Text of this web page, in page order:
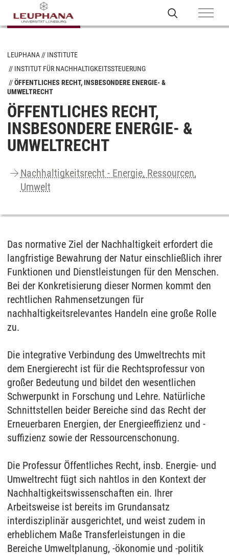
LEUPHANA
INSTITUTE
INSTITUT FÜR NACHHALTIGKEITSSTEUERUNG
ÖFFENTLICHES RECHT, INSBESONDERE ENERGIE- &
UMWELTRECHT
ÖFFENTLICHES RECHT,
INSBESONDERE ENERGIE- &
UMWELTRECHT
Nachhaltigkeitsrecht - Energie, Ressourcen,
Umwelt
Das normative Ziel der Nachhaltigkeit erfordert die
langfristige Bewahrung der Natur einschließlich ihrer
Funktionen und Dienstleistungen für den Menschen.
Bei der Konkretisierung dieser Normen kommt den
rechtlichen Rahmensetzungen für
nachhaltigkeitsrelevantes Handeln eine große Rolle
zu.
Die integrative Verbindung des Umweltrechts mit
dem Energierecht ist für die Rechtsprofessur von
großer Bedeutung und bildet den wesentlichen
Schwerpunkt in Forschung und Lehre. Natürliche
Schnittstellen beider Bereiche sind das Recht der
Erneuerbaren Energien, der Energieeffizienz und -
suffizienz sowie der Ressourcenschonung.
Die Professur Öffentliches Recht, insb. Energie- und
Umweltrecht fügt sich nahtlos in den Kontext der
Nachhaltigkeitswissenschaften ein. Ihrer
Arbeitsweise ist bereits im Grundansatz
interdisziplinär ausgerichtet, und weist zudem in
erheblichem Maße Transferleistungen in die
Bereiche Umweltplanung, -ökonomie und -politik